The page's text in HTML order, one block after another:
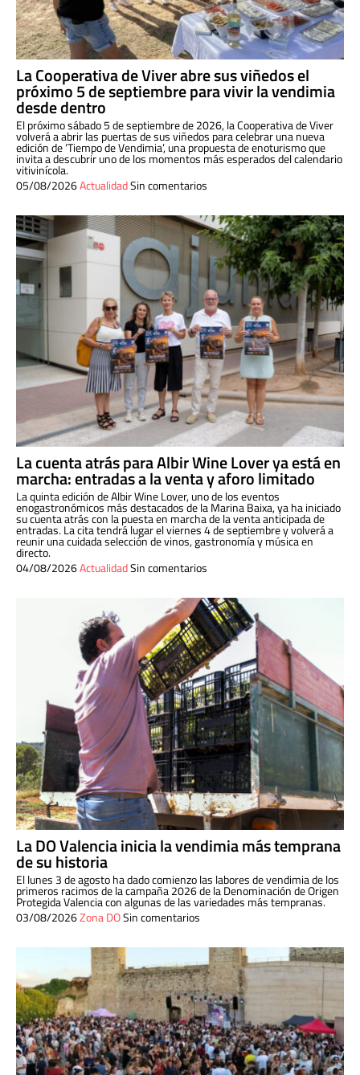
La Cooperativa de Viver abre sus viñedos el
próximo 5 de septiembre para vivir la vendimia
desde dentro
El próximo sábado 5 de septiembre de 2026, la Cooperativa de Viver
volverá a abrir las puertas de sus viñedos para celebrar una nueva
edición de ‘Tiempo de Vendimia’, una propuesta de enoturismo que
invita a descubrir uno de los momentos más esperados del calendario
vitivinícola.
05/08/2026ActualidadSin comentarios
La cuenta atrás para Albir Wine Lover ya está en
marcha: entradas a la venta y aforo limitado
La quinta edición de Albir Wine Lover, uno de los eventos
enogastronómicos más destacados de la Marina Baixa, ya ha iniciado
su cuenta atrás con la puesta en marcha de la venta anticipada de
entradas. La cita tendrá lugar el viernes 4 de septiembre y volverá a
reunir una cuidada selección de vinos, gastronomía y música en
directo.
04/08/2026ActualidadSin comentarios
La DO Valencia inicia la vendimia más temprana
de su historia
El lunes 3 de agosto ha dado comienzo las labores de vendimia de los
primeros racimos de la campaña 2026 de la Denominación de Origen
Protegida Valencia con algunas de las variedades más tempranas.
03/08/2026Zona DOSin comentarios